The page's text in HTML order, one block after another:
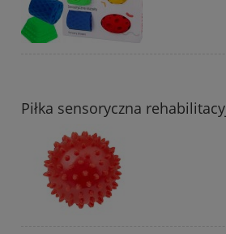
Piłka sensoryczna